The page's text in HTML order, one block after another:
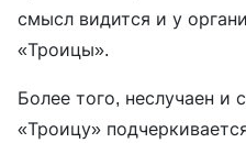
смысл видится и у
«Троицы».
Более того, неслучаен
«Троицу»